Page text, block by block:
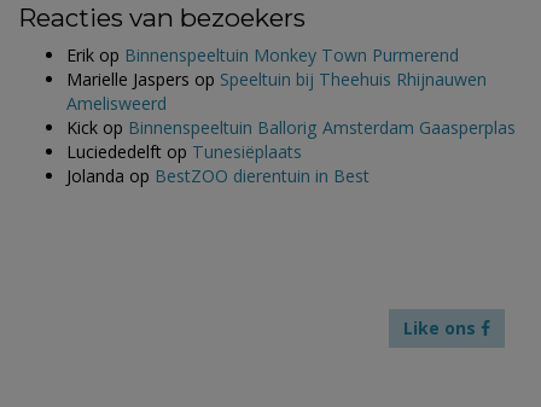
Reacties van bezoekers
Erik op Binnenspeeltuin Monkey Town Purmerend
Marielle Jaspers op Speeltuin bij Theehuis Rhijnauwen
Amelisweerd
Kick op Binnenspeeltuin Ballorig Amsterdam Gaasperplas
Luciededelft op Tunesiëplaats
Jolanda op BestZOO dierentuin in Best
Like ons